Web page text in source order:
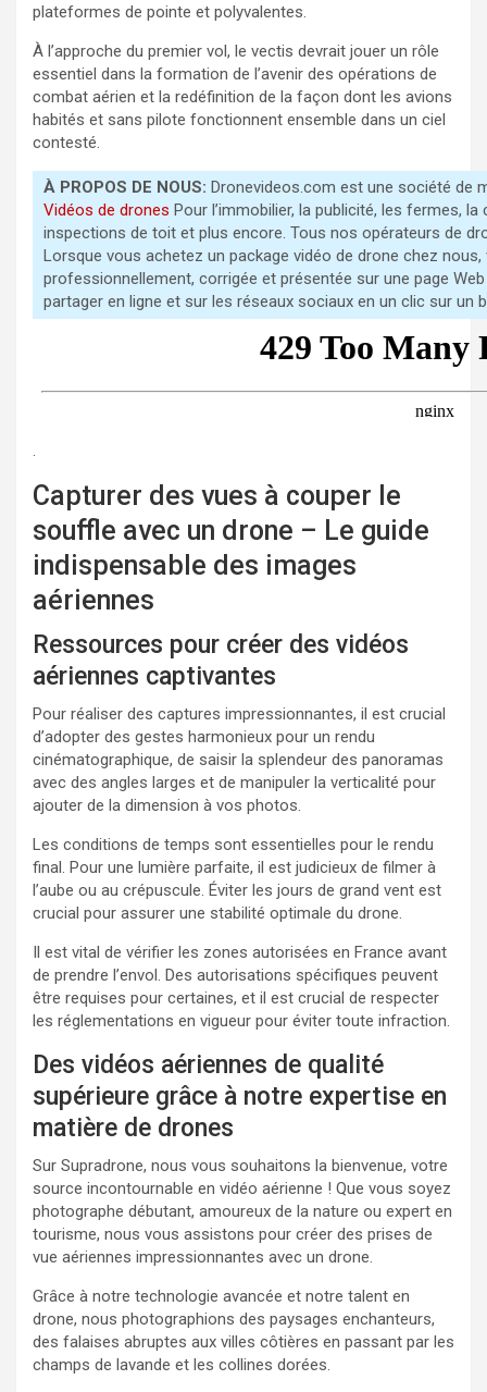
plateformes de pointe et polyvalentes.
À l’approche du premier vol, le vectis devrait jouer un rôle
essentiel dans la formation de l’avenir des opérations de
combat aérien et la redéfinition de la façon dont les avions
habités et sans pilote fonctionnent ensemble dans un ciel
contesté.
À PROPOS DE NOUS: Dronevideos.com est une société de
Vidéos de drones Pour l’immobilier, la publicité, les fermes,
inspections de toit et plus encore. Tous nos opérateurs de
Lorsque vous achetez un package vidéo de drone chez
professionnellement, corrigée et présentée sur une page
partager en ligne et sur les réseaux sociaux en un clic sur un
.
Capturer des vues à couper le
souffle avec un drone – Le guide
indispensable des images
aériennes
Ressources pour créer des vidéos
aériennes captivantes
Pour réaliser des captures impressionnantes, il est crucial
d’adopter des gestes harmonieux pour un rendu
cinématographique, de saisir la splendeur des panoramas
avec des angles larges et de manipuler la verticalité pour
ajouter de la dimension à vos photos.
Les conditions de temps sont essentielles pour le rendu
final. Pour une lumière parfaite, il est judicieux de filmer à
l’aube ou au crépuscule. Éviter les jours de grand vent est
crucial pour assurer une stabilité optimale du drone.
Il est vital de vérifier les zones autorisées en France avant
de prendre l’envol. Des autorisations spécifiques peuvent
être requises pour certaines, et il est crucial de respecter
les réglementations en vigueur pour éviter toute infraction.
Des vidéos aériennes de qualité
supérieure grâce à notre expertise en
matière de drones
Sur Supradrone, nous vous souhaitons la bienvenue, votre
source incontournable en vidéo aérienne ! Que vous soyez
photographe débutant, amoureux de la nature ou expert en
tourisme, nous vous assistons pour créer des prises de
vue aériennes impressionnantes avec un drone.
Grâce à notre technologie avancée et notre talent en
drone, nous photographions des paysages enchanteurs,
des falaises abruptes aux villes côtières en passant par les
champs de lavande et les collines dorées.